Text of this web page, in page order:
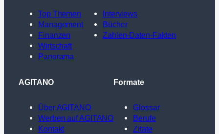
Top Themen
Management
Finanzen
Wirtschaft
Panorama
Interviews
Bücher
Zahlen-Daten-Fakten
AGITANO
Über AGITANO
Werben auf AGITANO
Kontakt
Formate
Glossar
Berufe
Zitate